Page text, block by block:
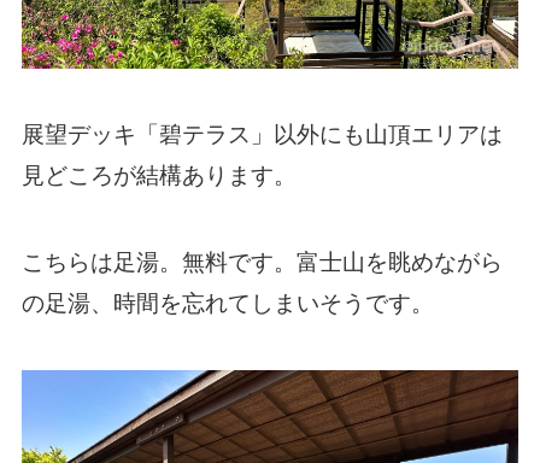
展望デッキ「碧テラス」以外にも山頂エリアは
見どころが結構あります。
こちらは足湯。無料です。富士山を眺めながら
の足湯、時間を忘れてしまいそうです。